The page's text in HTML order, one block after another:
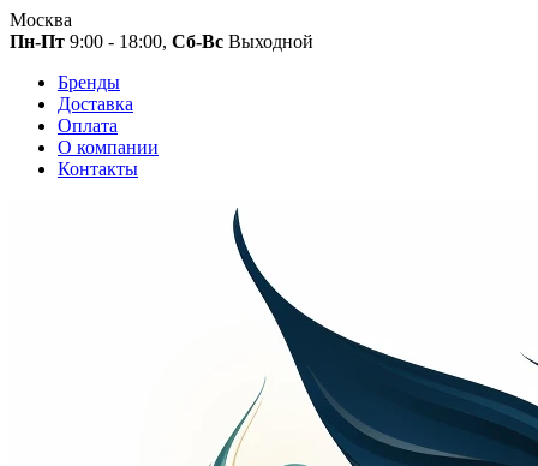
Москва
Пн-Пт 9:00 - 18:00, Сб-Вс Выходной
Бренды
Доставка
Оплата
О компании
Контакты